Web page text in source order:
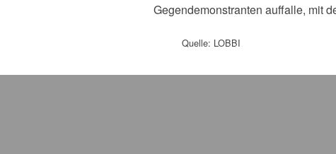
Gegendemonstranten auffalle, mit
Quelle: LOBBI